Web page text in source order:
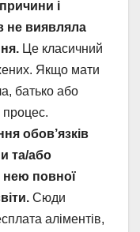
і
не виявляла
Це класичний
Якщо мати
батько або
процес.
обов’язків
та/або
нею повної
Сюди
аліментів,